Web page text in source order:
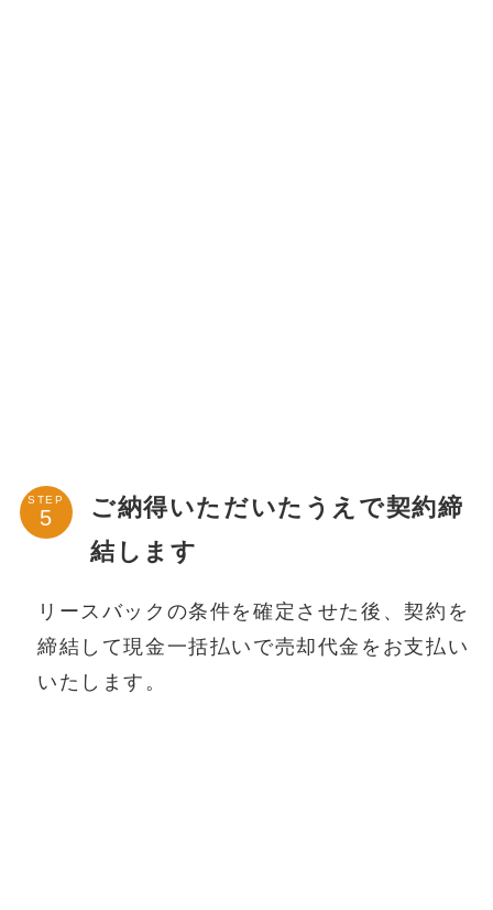
STEP
ご納得いただいたうえで契約締
結します
リースバックの条件を確定させた後、契約を
締結して現金一括払いで売却代金をお支払い
いたします。